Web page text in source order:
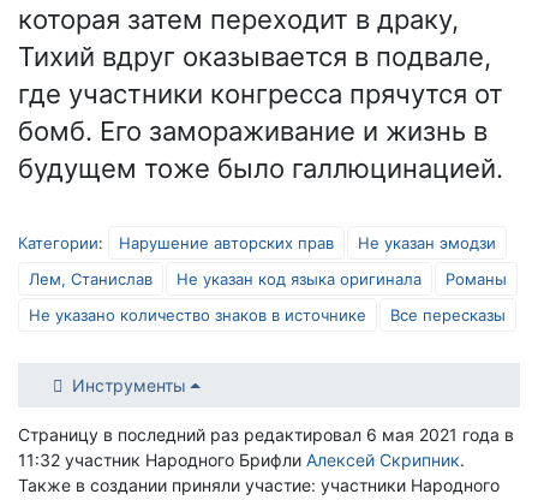
которая затем переходит в драку,
Тихий вдруг оказывается в подвале,
где участники конгресса прячутся от
бомб. Его замораживание и жизнь в
будущем тоже было галлюцинацией.
Категории: Нарушение авторских прав
Не указан эмодзи
Лем, Станислав
Не указан код языка оригинала
Романы
Не указано количество знаков в источнике
Все пересказы
Инструменты
Страницу в последний раз редактировал 6 мая 2021 года в
11:32 участник Народного Брифли Алексей Скрипник.
Также в создании приняли участие: участники Народного